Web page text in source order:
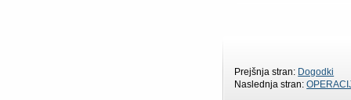
Prejšnja stran: Dogodki
Naslednja stran: